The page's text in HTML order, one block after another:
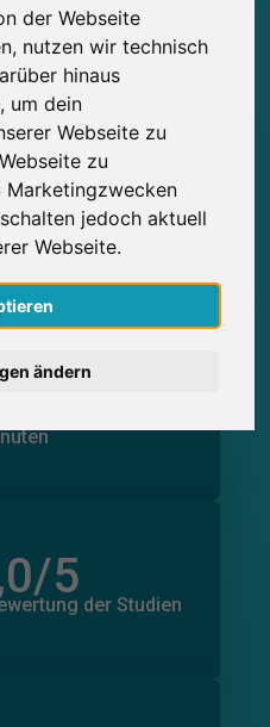
der Webseite
nutzen wir technisch
hinaus
um dein
Webseite zu
zu
Marketingzwecken
jedoch aktuell
Webseite.
ändern
veröffentlichte
veröffentlichte
erhaltene
erbrachte
/5
der Studien
registrieren